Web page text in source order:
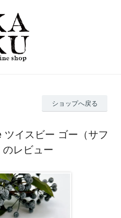
ショップへ戻る
イスビー ゴー（サフ
のレビュー